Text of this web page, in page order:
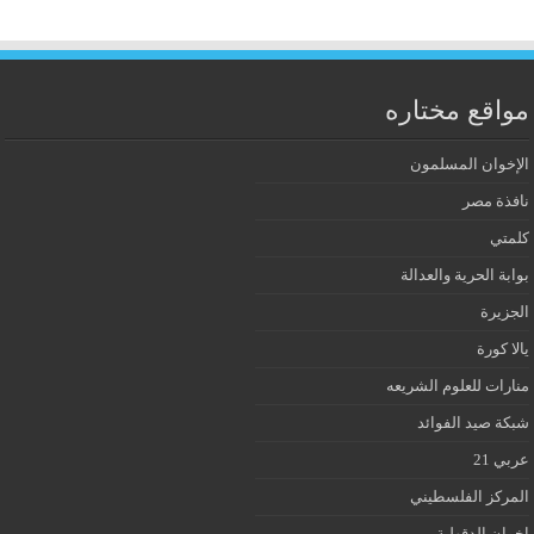
مواقع مختاره
الإخوان المسلمون
نافذة مصر
كلمتي
بوابة الحرية والعدالة
الجزيرة
يالا كورة
منارات للعلوم الشريعه
شبكة صيد الفوائد
عربي 21
المركز الفلسطيني